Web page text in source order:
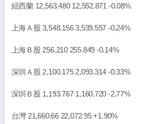
紐西蘭 12,563.480 12,552.871 -0.08%
上海Ａ股 3,548.156 3,539.557 -0.24%
上海Ｂ股 256.210 255.849 -0.14%
深圳Ａ股 2,100.175 2,093.314 -0.33%
深圳Ｂ股 1,193.767 1,160.720 -2.77%
台灣 21,660.66 22,072.95 +1.90%